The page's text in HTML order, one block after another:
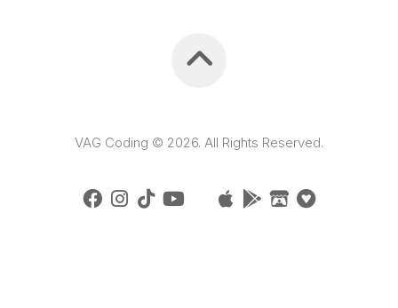
VAG Coding © 2026. All Rights Reserved.